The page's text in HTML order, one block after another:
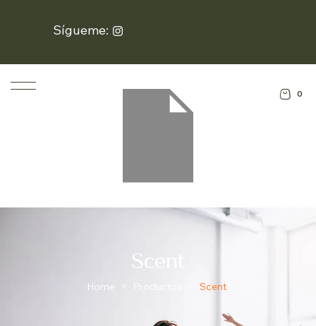
Sígueme:
0
Scent
Home > Productos Scent